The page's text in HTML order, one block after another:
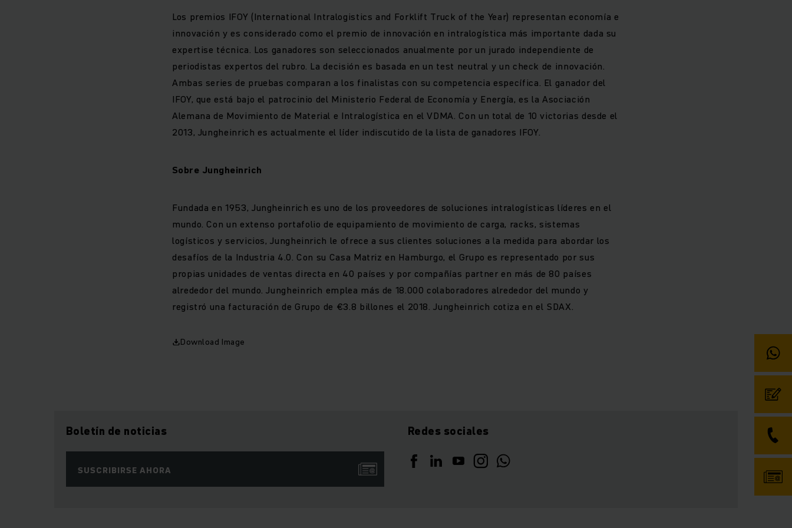
Los premios IFOY (International Intralogistics and Forklift Truck of the Year) representan economía e
innovación y es considerado como el premio de innovación en intralogística más importante dada su
expertise técnica. Los ganadores son seleccionados anualmente por un jurado independiente de
periodistas expertos del rubro. La decisión es basada en un test neutral y un check de innovación.
Ambas series de pruebas comparan a los finalistas con su competencia específica. El ganador del
IFOY, que está bajo el patrocinio del Ministerio Federal de Economía y Energía, es la Asociación
Alemana de Movimiento de Material e Intralogística en el VDMA. Con un total de 10 victorias desde el
2013, Jungheinrich es actualmente el líder indiscutido de la lista de ganadores IFOY.
Sobre Jungheinrich
Fundada en 1953, Jungheinrich es uno de los proveedores de soluciones intralogísticas líderes en el
mundo. Con un extenso portafolio de equipamiento de movimiento de carga, racks, sistemas
logísticos y servicios, Jungheinrich le ofrece a sus clientes soluciones a la medida para abordar los
desafíos de la Industria 4.0. Con su Casa Matriz en Hamburgo, el Grupo es representado por sus
propias unidades de ventas directa en 40 países y por compañías partner en más de 80 países
alrededor del mundo. Jungheinrich emplea más de 18.000 colaboradores alrededor del mundo y
registró una facturación de Grupo de €3.8 billones el 2018. Jungheinrich cotiza en el SDAX.
Download Image
Boletín de noticias
SUSCRIBIRSE AHORA
Redes sociales